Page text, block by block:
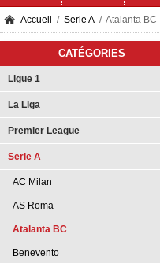
Accueil / Serie A / Atalanta BC
CATÉGORIES
Ligue 1
La Liga
Premier League
Serie A
AC Milan
AS Roma
Atalanta BC
Benevento